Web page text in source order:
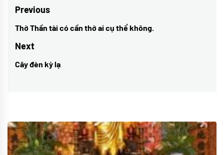
Điều
hướng
bài
viết
Previous
Previous
post:
Thờ Thần tài có cần thờ ai cụ thể không.
Next
Next
Cây đèn kỳ lạ